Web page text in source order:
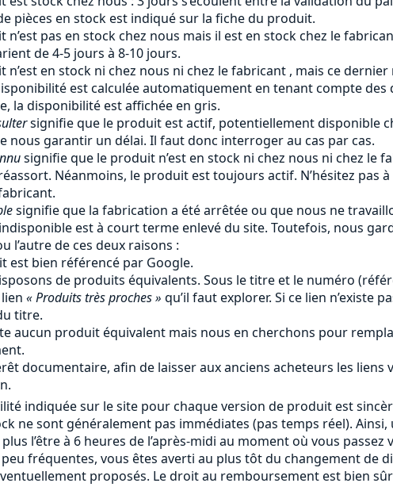
pièces en stock est indiqué sur la fiche du produit.
n’est pas en stock chez nous mais il est en stock chez le
de 4-5 jours à 8-10 jours.
n’est en stock ni chez nous ni chez le fabricant , mais ce
est calculée automatiquement en tenant compte des
la disponibilité est affichée en gris.
signifie que le produit est actif, potentiellement disponible
nous garantir un délai. Il faut donc interroger au cas par cas.
signifie que le produit n’est en stock ni chez nous ni chez le
Néanmoins, le produit est toujours actif. N’hésitez pas
signifie que la fabrication a été arrêtée ou que nous ne
est à court terme enlevé du site. Toutefois, nous
l’autre de ces deux raisons :
est bien référencé par Google.
de produits équivalents. Sous le titre et le numéro
« Produits très proches » qu’il faut explorer. Si ce lien n’existe
titre.
aucun produit équivalent mais nous en cherchons pour
documentaire, afin de laisser aux anciens acheteurs les
indiquée sur le site pour chaque version de produit est
ne sont généralement pas immédiates (pas temps réel).
l’être à 6 heures de l’après-midi au moment où vous
fréquentes, vous êtes averti au plus tôt du changement de
proposés. Le droit au remboursement est bien